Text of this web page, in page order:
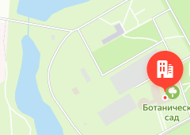
110 — Яндекс Карты